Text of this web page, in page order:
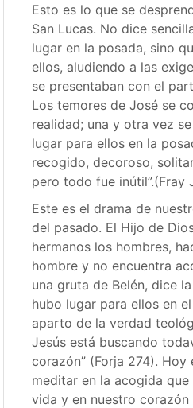
Esto es lo que se
San Lucas. No dice
lugar en la posada, sino
ellos, aludiendo a las
se presentaban con el
Los temores de José se
realidad; una y otra vez
lugar para ellos en la
recogido, decoroso,
pero todo fue inútil”.(Fray
Este es el drama de
del pasado. El Hijo de
hermanos los hombres,
hombre y no encuentra
una gruta de Belén, dice
hubo lugar para ellos en el
aparto de la verdad
Jesús está buscando
corazón” (Forja 274). Hoy
meditar en la acogida que
vida y en nuestro corazón